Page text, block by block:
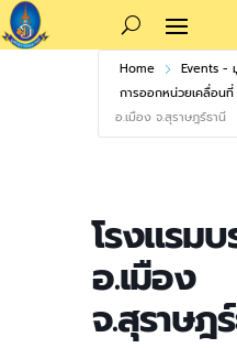
Home
Events -
การออกหน่วยเคลื่อนที่
อ.เมือง จ.สุราษฎร์ธานี
โรงแรม
อ.เมือง
จ.สุราษฎ